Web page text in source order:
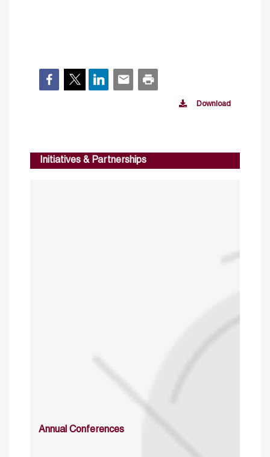
Download
Initiatives & Partnerships
Annual Conferences